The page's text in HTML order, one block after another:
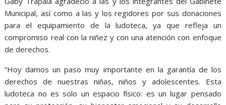
Municipal, así como a las y los regidores por sus donaciones
para el equipamiento de la ludoteca, ya que refleja un
compromiso real con la niñez y con una atención con enfoque
de derechos.
“Hoy damos un paso muy importante en la garantía de los
derechos de nuestras niñas, niños y adolescentes. Esta
ludoteca no es solo un espacio físico: es un lugar pensado